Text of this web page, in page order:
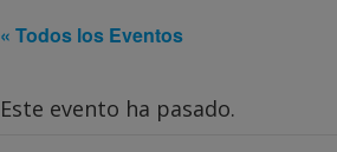
« Todos los Eventos
Este evento ha pasado.